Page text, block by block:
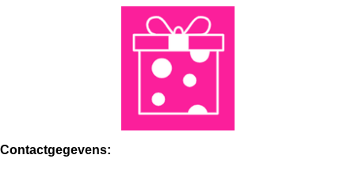
e
b
o
o
t
s
A
p
Contactgegevens: